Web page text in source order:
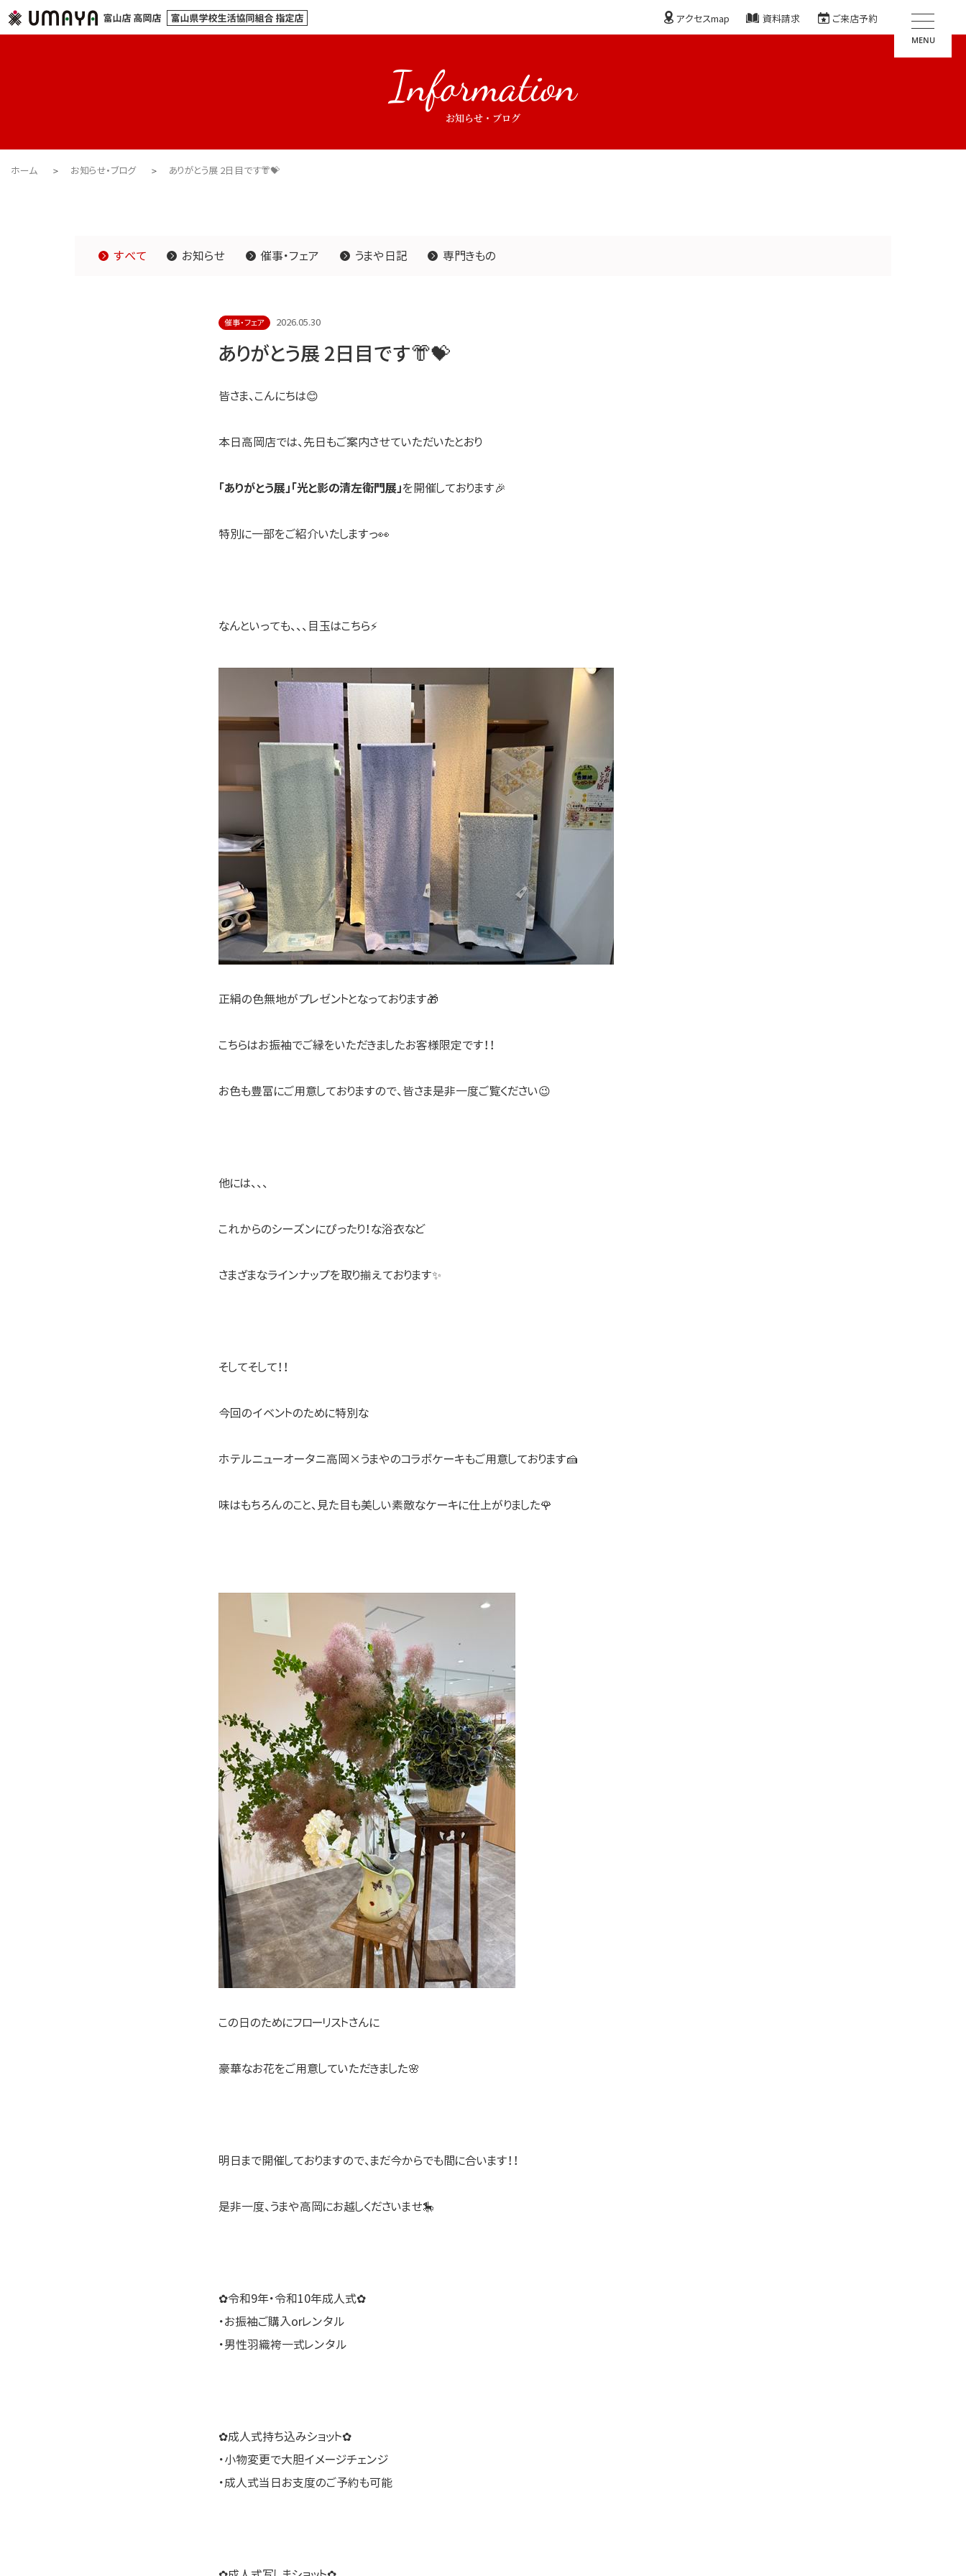
アクセスmap 資料請求 ご来店予約
MENU
Information
お知らせ・ブログ
ホーム お知らせ・ブログ ありがとう展 2日目です👘💝
すべて お知らせ 催事・フェア うまや日記 専門きもの
催事・フェア 2026.05.30
ありがとう展 2日目です👘💝
皆さま、こんにちは😊
本日高岡店では、先日もご案内させていただいたとおり
「ありがとう展」「光と影の清左衛門展」を開催しております🎉
特別に一部をご紹介いたしますっ👀
なんといっても、、、目玉はこちら⚡
正絹の色無地がプレゼントとなっております🎁
こちらはお振袖でご縁をいただきましたお客様限定です！！
お色も豊富にご用意しておりますので、皆さま是非一度ご覧ください😉
他には、、、
これからのシーズンにぴったり！な浴衣など
さまざまなラインナップを取り揃えております✨
そしてそして！！
今回のイベントのために特別な
ホテルニューオータニ高岡×うまやのコラボケーキもご用意しております🍰
味はもちろんのこと、見た目も美しい素敵なケーキに仕上がりました🌹
この日のためにフローリストさんに
豪華なお花をご用意していただきました🌸
明日まで開催しておりますので、まだ今からでも間に合います！！
是非一度、うまや高岡にお越しくださいませ🎠
✿令和9年・令和10年成人式✿
・お振袖ご購入orレンタル
・男性羽織袴一式レンタル
✿成人式持ち込みショット✿
・小物変更で大胆イメージチェンジ
・成人式当日お支度のご予約も可能